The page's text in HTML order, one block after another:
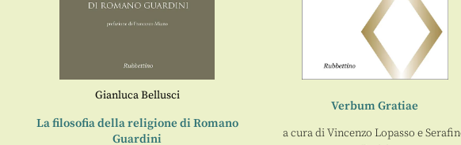
Gianluca Bellusci
La filosofia della religione di Romano
Guardini
Verbum Gratiae
a cura diVincenzo Lopasso e